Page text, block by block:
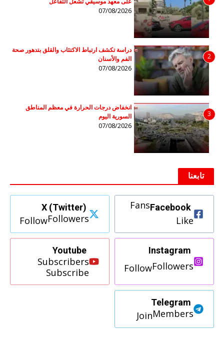
07/08/2026
2
دراسة تكشف ارتباط الاكتئاب والقلق بتدهور صحة
الفم والأسنان
07/08/2026
3
انخفاض درجات الحرارة في معظم المناطق
السورية اليوم
07/08/2026
تابعنا
Facebook
Fans
Like
X (Twitter)
Followers
Follow
Instagram
Followers
Follow
Youtube
Subscribers
Subscribe
Telegram
Members
Join